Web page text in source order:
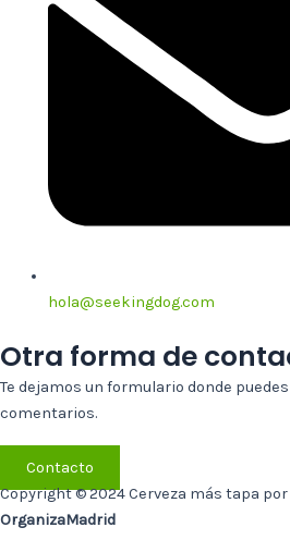
hola@seekingdog.com
Otra forma de
Te dejamos un formulario donde
comentarios.
Contacto
Copyright © 2024 Cerveza más tapa
OrganizaMadrid